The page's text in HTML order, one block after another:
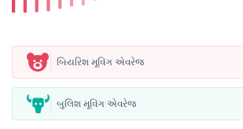
બિયરિશ મૂવિંગ એવરેજ
બુલિશ મૂવિંગ એવરેજ